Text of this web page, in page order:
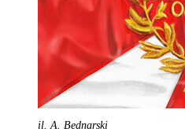
il. A. Bednarski